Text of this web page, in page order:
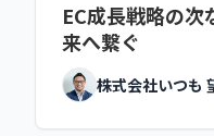
クロージング
EC成長戦略の次
来へ繋ぐ
株式会社いつも
EC成長戦略の
来へ繋ぐ
株式会社いつも